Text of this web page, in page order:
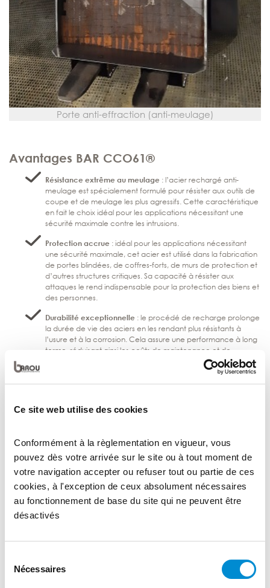
Ce site web utilise des cookies
Conformément à la règlementation en vigueur, vous
pouvez dès votre arrivée sur le site ou à tout moment de
votre navigation accepter ou refuser tout ou partie de ces
cookies, à l'exception de ceux absolument nécessaires
au fonctionnement de base du site qui ne peuvent être
désactivés
Nécessaires
Porte anti-effraction (anti-meulage)
Avantages BAR CCO61®
Résistance extrême au meulage : l’acier rechargé anti-
meulage est spécialement formulé pour résister aux outils de
coupe et de meulage les plus agressifs. Cette caractéristique
en fait le choix idéal pour les applications nécessitant une
sécurité maximale contre les intrusions.
Protection accrue : idéal pour les applications nécessitant
une sécurité maximale, cet acier est utilisé dans la fabrication
de portes blindées, de coffres-forts, de murs de protection et
d’autres structures critiques. Sa capacité à résister aux
attaques le rend indispensable pour la protection des biens et
des personnes.
Durabilité exceptionnelle : le procédé de recharge prolonge
la durée de vie des aciers en les rendant plus résistants à
l’usure et à la corrosion. Cela assure une performance à long
terme, réduisant ainsi les coûts de maintenance et de
certifié pour répondre aux exigences des secteurs les plus
Propriétés mécaniques BAR CCO61®
Dureté 60-62 HRC